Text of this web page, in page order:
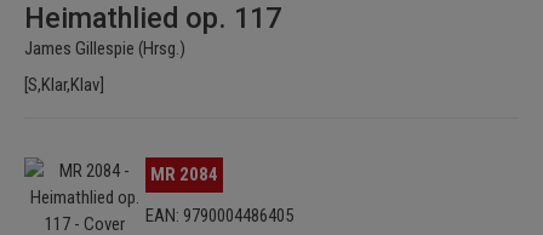
Heimathlied op. 117
James Gillespie (Hrsg.)
[S,Klar,Klav]
Bildergalerie überspringen
MR 2084
EAN: 9790004486405